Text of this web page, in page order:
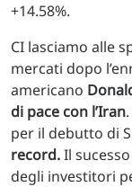
+14.58%.
CI lasciamo alle
mercati dopo
americano
di pace con l’Iran
per il debutto di S
record.Il
degli investitori